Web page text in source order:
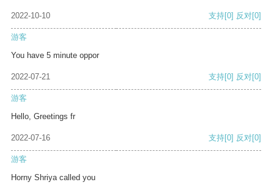
2022-10-10 支持[0] 反对[0]
游客
You have 5 minute oppor
2022-07-21 支持[0] 反对[0]
游客
Hello, Greetings fr
2022-07-16 支持[0] 反对[0]
游客
Horny Shriya called you